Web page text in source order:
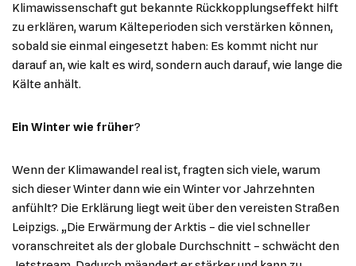
Klimawissenschaft gut bekannte Rückkopplungseffekt hilft
zu erklären, warum Kälteperioden sich verstärken können,
sobald sie einmal eingesetzt haben: Es kommt nicht nur
darauf an, wie kalt es wird, sondern auch darauf, wie lange die
Kälte anhält.
Ein Winter wie früher?
Wenn der Klimawandel real ist, fragten sich viele, warum
sich dieser Winter dann wie ein Winter vor Jahrzehnten
anfühlt? Die Erklärung liegt weit über den vereisten Straßen
Leipzigs. „Die Erwärmung der Arktis – die viel schneller
voranschreitet als der globale Durchschnitt – schwächt den